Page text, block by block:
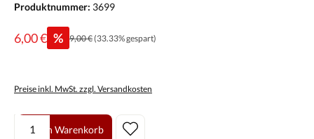
Produktnummer: 3699
6,00 € % 9,00 €(33.33% gespart)
Preise inkl. MwSt. zzgl. Versandkosten
Produkt Anzahl: Gib den gewünschten Wert ein oder benutze die
In den Warenkorb